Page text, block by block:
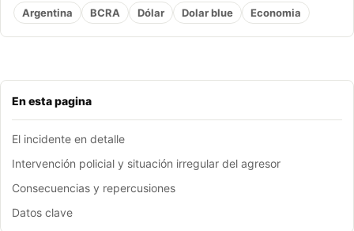
En esta pagina
El incidente en detalle
Intervención policial y situación irregular del agresor
Consecuencias y repercusiones
Datos clave
Argentina BCRA Dólar Dolar blue Economia